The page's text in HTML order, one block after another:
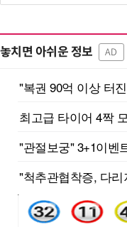
놓치면 아쉬운 정보 AD